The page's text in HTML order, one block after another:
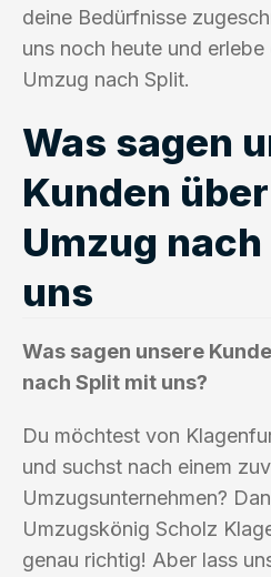
deine Bedürfnisse
uns noch heute und
Umzug nach Split.
Was sagen
Kunden
Umzug
uns
Was sagen unsere
nach Split mit uns?
Du möchtest von
und suchst nach einem
Umzugsunternehmen?
Umzugskönig Scholz
genau richtig! Aber lass